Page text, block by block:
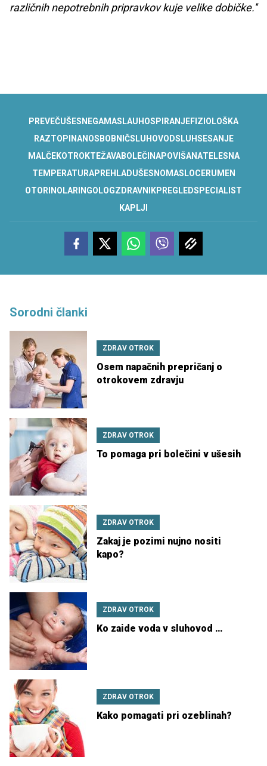
različnih nepotrebnih pripravkov kuje velike dobičke.''
PREVEČUŠESNEGAMASLAUHOSPIRANJEFIZIOLOŠKA
RAZTOPINANOS BOBNIČSLUHOVODSLUHSESANJE
MALČEKOTROKTEŽAVABOLEČINAPOVIŠANATELESNA
TEMPERATURAPREHLADUŠESNO MASLOCERUMEN
OTORINOLARINGOLOGZDRAVNIKPREGLEDSPECIALIST
KAPLJI
Sorodni članki
ZDRAV OTROK
Osem napačnih prepričanj o
otrokovem zdravju
ZDRAV OTROK
To pomaga pri bolečini v ušesih
ZDRAV OTROK
Zakaj je pozimi nujno nositi
kapo?
ZDRAV OTROK
Ko zaide voda v sluhovod …
ZDRAV OTROK
Kako pomagati pri ozeblinah?